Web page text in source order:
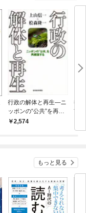
行政の解体と再生―ニ
ッポンの“公共”を再構
築する
2,574
行
市
もっと見る